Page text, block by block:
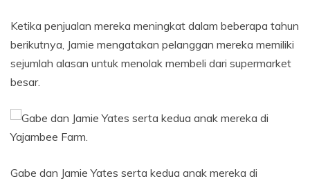
Ketika penjualan mereka meningkat dalam beberapa tahun
berikutnya, Jamie mengatakan pelanggan mereka memiliki
sejumlah alasan untuk menolak membeli dari supermarket
besar.
Gabe dan Jamie Yates serta kedua anak mereka di